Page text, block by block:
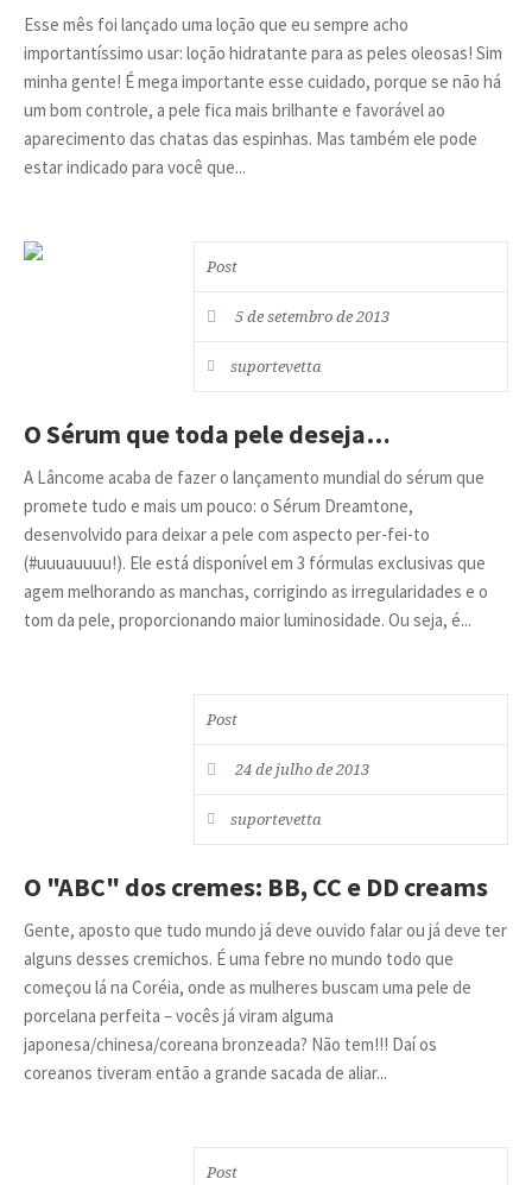
Esse mês foi lançado uma loção que eu sempre acho
importantíssimo usar: loção hidratante para as peles oleosas! Sim
minha gente! É mega importante esse cuidado, porque se não há
um bom controle, a pele fica mais brilhante e favorável ao
aparecimento das chatas das espinhas. Mas também ele pode
estar indicado para você que...
Post
5 de setembro de 2013
suportevetta
O Sérum que toda pele deseja…
A Lâncome acaba de fazer o lançamento mundial do sérum que
promete tudo e mais um pouco: o Sérum Dreamtone,
desenvolvido para deixar a pele com aspecto per-fei-to
(#uuuauuuu!). Ele está disponível em 3 fórmulas exclusivas que
agem melhorando as manchas, corrigindo as irregularidades e o
tom da pele, proporcionando maior luminosidade. Ou seja, é...
Post
24 de julho de 2013
suportevetta
O "ABC" dos cremes: BB, CC e DD creams
Gente, aposto que tudo mundo já deve ouvido falar ou já deve ter
alguns desses cremichos. É uma febre no mundo todo que
começou lá na Coréia, onde as mulheres buscam uma pele de
porcelana perfeita – vocês já viram alguma
japonesa/chinesa/coreana bronzeada? Não tem!!! Daí os
coreanos tiveram então a grande sacada de aliar...
Post